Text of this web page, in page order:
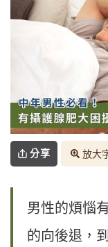
分享 放大
男性的煩惱
的向後退，